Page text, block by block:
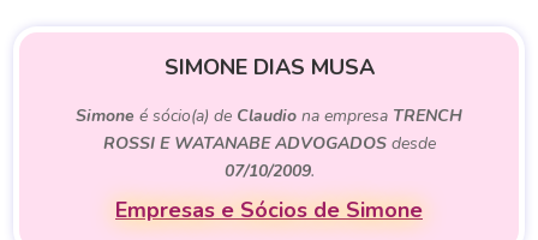
SIMONE DIAS MUSA
Simone é sócio(a) de Claudio na empresa TRENCH
ROSSI E WATANABE ADVOGADOSdesde
07/10/2009.
Empresas e Sócios de Simone